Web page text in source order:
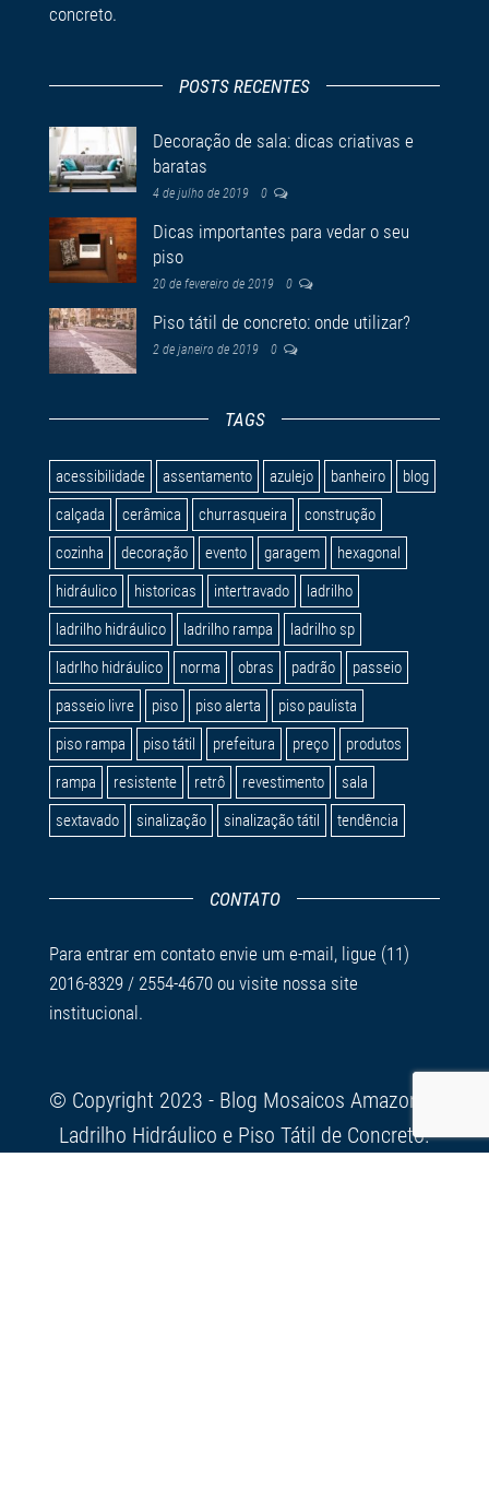
concreto.
POSTS RECENTES
Decoração de sala: dicas criativas e
baratas
4 de julho de 2019 0
Dicas importantes para vedar o seu
piso
20 de fevereiro de 2019 0
Piso tátil de concreto: onde utilizar?
2 de janeiro de 2019 0
TAGS
acessibilidade assentamento azulejo banheiro
blog
calçada
cerâmica churrasqueira
construção
cozinha
decoração evento garagem
hexagonal
hidráulico
historicas intertravado
ladrilho
ladrilho hidráulico
ladrilho rampa
ladrilho sp
ladrlho hidráulico
norma obras padrão
passeio
passeio livre
piso piso alerta
piso paulista
piso rampa
piso tátil prefeitura preço
produtos
rampa
resistente retrô revestimento
sala
sextavado
sinalização sinalização tátil tendência
CONTATO
Para entrar em contato envie um e-mail, ligue (11)
2016-8329 / 2554-4670 ou visite nossa site
institucional.
© Copyright 2023 - Blog Mosaicos Amazonas
Ladrilho Hidráulico e Piso Tátil de Concreto.